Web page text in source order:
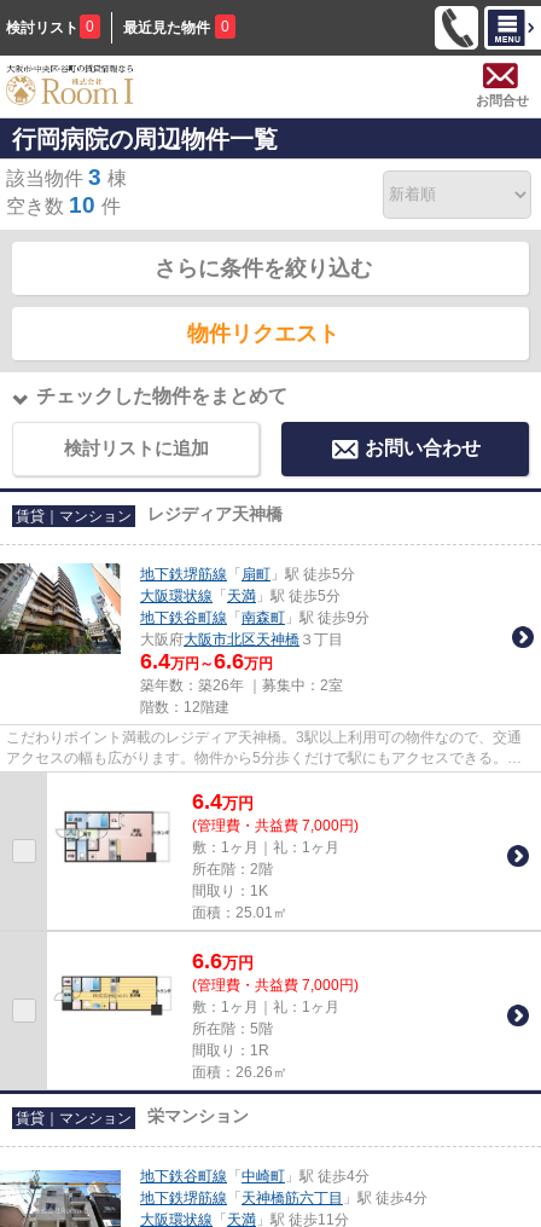
検討リスト 0 最近見た物件 0
お問合せ
行岡病院の周辺物件一覧
該当物件 3 棟
空き数 10 件
さらに条件を絞り込む
物件リクエスト
チェックした物件をまとめて
検討リストに追加 お問い合わせ
賃貸｜マンション レジディア天神橋
地下鉄堺筋線 「 扇町 」駅 徒歩5分
大阪環状線 「 天満 」駅 徒歩5分
地下鉄谷町線 「 南森町 」駅 徒歩9分
大阪府大阪市北区天神橋 ３丁目
6.4万円～6.6万円
築年数：築26年 ｜募集中： 2室
階数：12階建
こだわりポイント満載のレジディア天神橋。3駅以上利用可の物件なので、交通
アクセスの幅も広がります。物件から5分歩くだけで駅にもアクセスできる。快
6.4万円
(管理費・共益費 7,000円)
敷：1ヶ月｜礼：1ヶ月
所在階：2階
間取り：1K
面積：25.01㎡
6.6万円
(管理費・共益費 7,000円)
敷：1ヶ月｜礼：1ヶ月
所在階：5階
間取り：1R
面積：26.26㎡
賃貸｜マンション 栄マンション
地下鉄谷町線 「 中崎町 」駅 徒歩4分
地下鉄堺筋線 「 天神橋筋六丁目 」駅 徒歩4分
大阪環状線 「 天満 」駅 徒歩11分